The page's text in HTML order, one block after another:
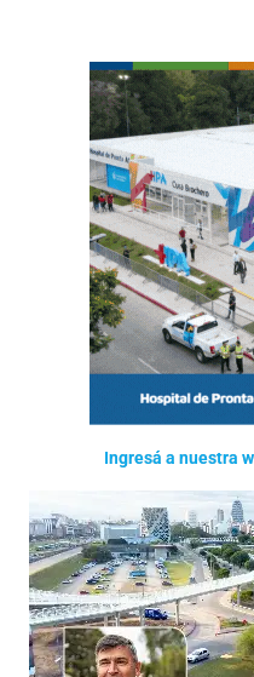
Ingresá a nuestra